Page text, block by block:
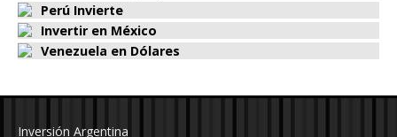
Perú Invierte
Invertir en México
Venezuela en Dólares
Inversión Argentina